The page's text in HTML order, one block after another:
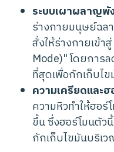
ระบบเผาผลาญพั
ร่างกายมนุษย์ฉล
สั่งให้ร่างกายเข้า
Mode)" โดยการ
ที่สุดเพื่อกักเก็บไ
ความเครียดและ
ความหิวทำให้ฮอ
ขึ้น ซึ่งฮอร์โมนตัว
กักเก็บไขมันบริเ